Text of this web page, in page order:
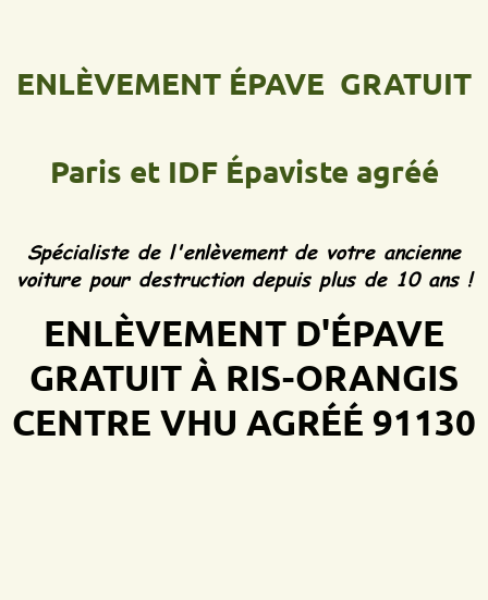
ENLÈVEMENT ÉPAVE GRATUIT
Paris et IDF Épaviste agréé
Spécialiste de l'enlèvement de votre ancienne
voiture pour destruction depuis plus de 10 ans !
ENLÈVEMENT D'ÉPAVE
GRATUIT À RIS-ORANGIS
CENTRE VHU AGRÉÉ 91130